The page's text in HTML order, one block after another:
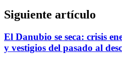
Siguiente artículo
El Danubio se seca: crisis
y vestigios del pasado al